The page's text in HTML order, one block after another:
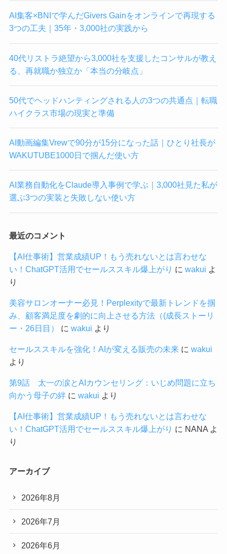
AI集客×BNIで学んだGivers Gainをオンラインで再現する
3つの工夫｜35年・3,000社の実践から
40代リストラ絶望から3,000社を支援したコンサルが教え
る、再就職か独立か「本当の分岐点」
50代でヘッドハンティングされる人の3つの共通点｜転職
ハイクラス市場の現実と準備
AI動画編集Vrewで90分が15分になった話｜ひとり社長が
WAKUTUBE1000日で掴んだ使い方
AI業務自動化をClaude導入事例で学ぶ｜3,000社見た私が
選ぶ3つの実装と失敗しない使い方
最近のコメント
【AI仕事術】営業成績UP！もう売れないとは言わせな
い！ChatGPT活用でセールススキル爆上がり に wakui よ
り
美容サロンオーナー必見！Perplexityで最新トレンドを掴
み、顧客満足度を劇的に向上させる方法（(成長ストーリ
ー・26日目）
に wakui より
セールススキルを強化！AIが変える販売の未来に wakui
より
第9話 太一の涙とAIカウンセリング：いじめ問題に立ち
向かう母子の絆に wakui より
【AI仕事術】営業成績UP！もう売れないとは言わせな
い！ChatGPT活用でセールススキル爆上がり に NANAよ
り
アーカイブ
2026年8月
2026年7月
2026年6月